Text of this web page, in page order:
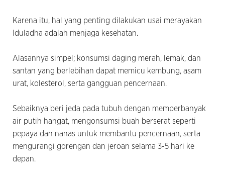
Karena itu, hal yang penting dilakukan usai merayakan
Iduladha adalah menjaga kesehatan.
Alasannya simpel; konsumsi daging merah, lemak, dan
santan yang berlebihan dapat memicu kembung, asam
urat, kolesterol, serta gangguan pencernaan.
Sebaiknya beri jeda pada tubuh dengan memperbanyak
air putih hangat, mengonsumsi buah berserat seperti
pepaya dan nanas untuk membantu pencernaan, serta
mengurangi gorengan dan jeroan selama 3-5 hari ke
depan.